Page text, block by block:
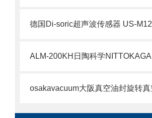
德国Di-soric超声波传感器 US-M12